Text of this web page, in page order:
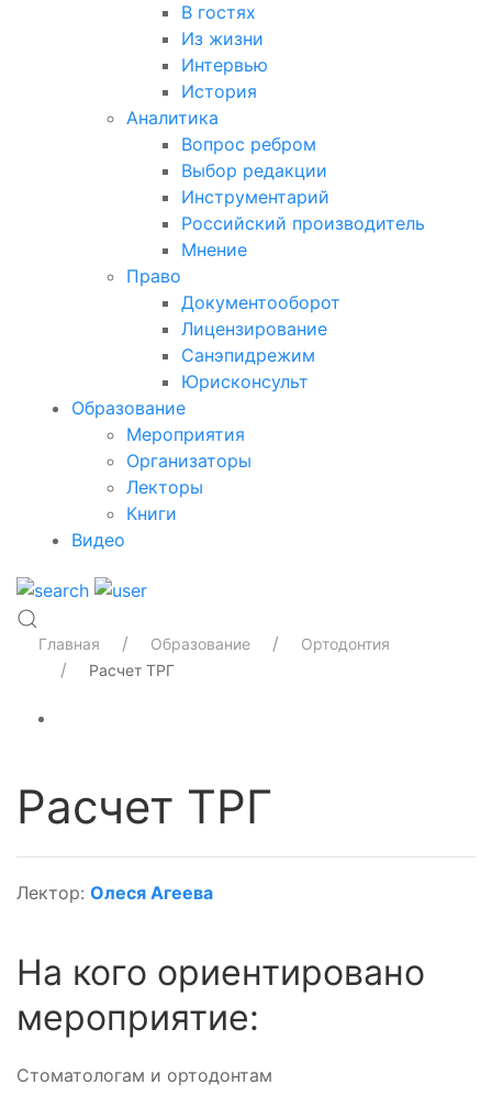
В гостях
Из жизни
Интервью
История
Аналитика
Вопрос ребром
Выбор редакции
Инструментарий
Российский производитель
Мнение
Право
Документооборот
Лицензирование
Санэпидрежим
Юрисконсульт
Образование
Мероприятия
Организаторы
Лекторы
Книги
Видео
Главная Образование
Ортодонтия
Расчет ТРГ
Расчет ТРГ
Лектор: Олеся Агеева
На кого ориентировано
мероприятие:
Стоматологам и ортодонтам